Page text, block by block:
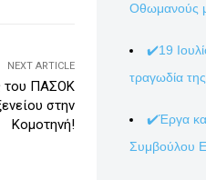
NEXT ARTICLE
του ΠΑΣΟΚ
στην
Κομοτηνή!
Οθωμανούς
✔️19
τραγωδία
✔️Έργα
Συμβούλου